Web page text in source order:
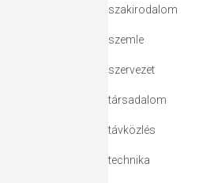
szakirodalom
szemle
szervezet
társadalom
távközlés
technika